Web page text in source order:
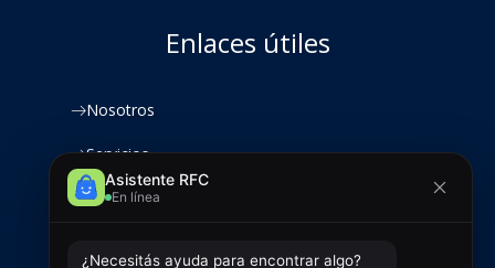
Enlaces útiles
Nosotros
Servicios
Productos